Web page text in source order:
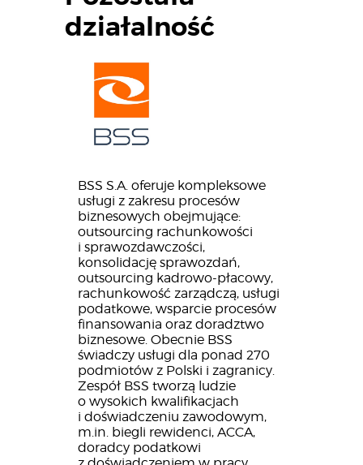
Aktualności
działalność
BSS S.A. oferuje kompleksowe
usługi z zakresu procesów
biznesowych obejmujące:
outsourcing rachunkowości
i sprawozdawczości,
konsolidację sprawozdań,
outsourcing kadrowo-płacowy,
rachunkowość zarządczą, usługi
podatkowe, wsparcie procesów
finansowania oraz doradztwo
biznesowe. Obecnie BSS
świadczy usługi dla ponad 270
podmiotów z Polski i zagranicy.
Zespół BSS tworzą ludzie
o wysokich kwalifikacjach
i doświadczeniu zawodowym,
m.in. biegli rewidenci, ACCA,
doradcy podatkowi